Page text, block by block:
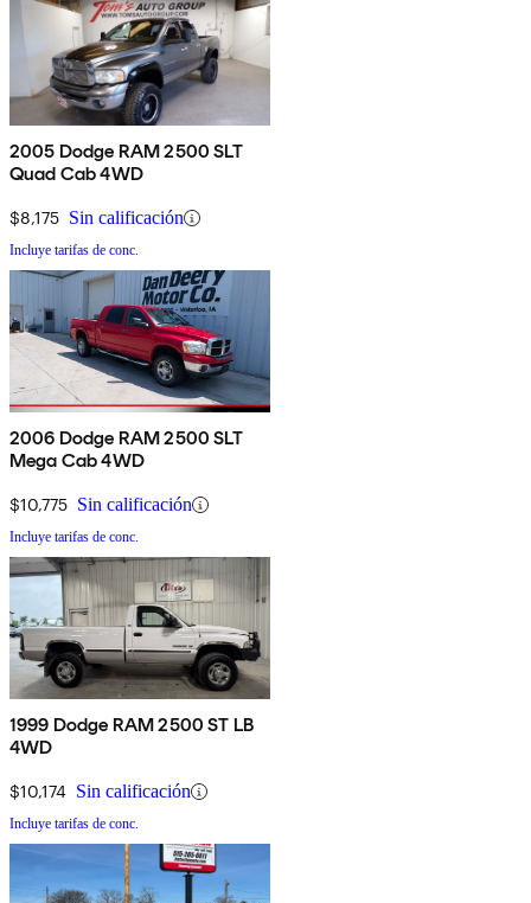
2005 Dodge RAM 2500 SLT
Quad Cab 4WD
$8,175 Sin calificación
Incluye tarifas de conc.
2006 Dodge RAM 2500 SLT
Mega Cab 4WD
$10,775 Sin calificación
Incluye tarifas de conc.
1999 Dodge RAM 2500 ST LB
4WD
$10,174 Sin calificación
Incluye tarifas de conc.